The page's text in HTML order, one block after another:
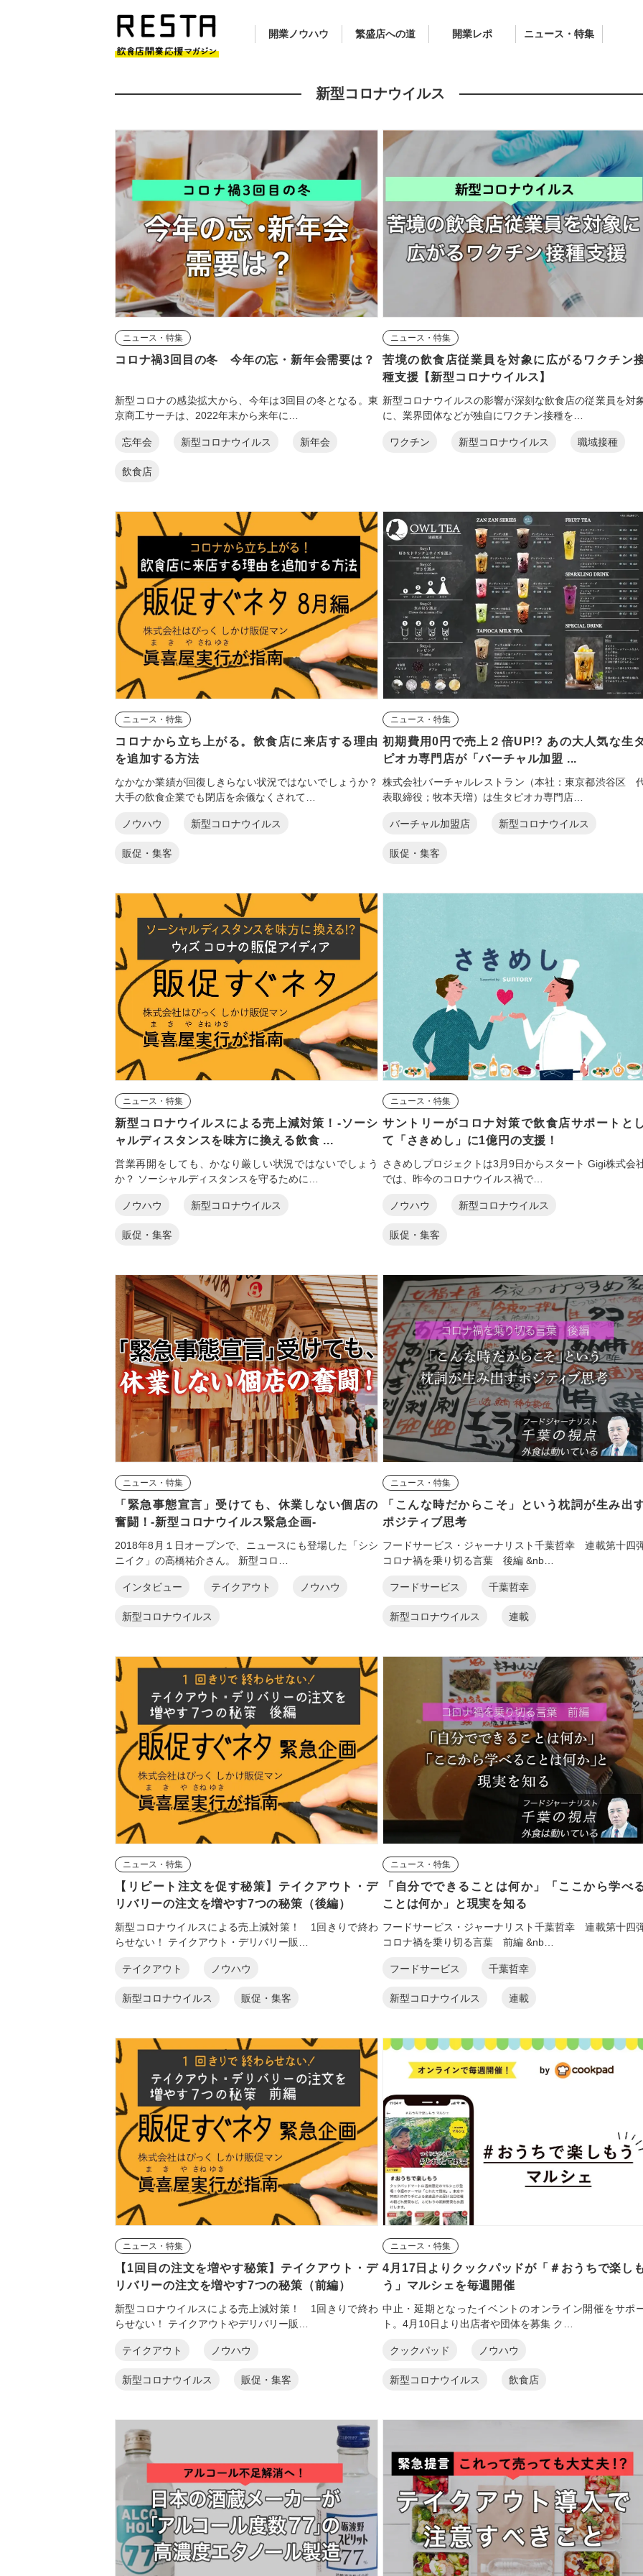
開業ノウハウ 繁盛店への道 開業レポ ニュース・特集
新型コロナウイルス
ニュース・特集
コロナ禍3回目の冬 今年の忘・新年会需要は？
新型コロナの感染拡大から、今年は3回目の冬となる。東
京商工サーチは、2022年末から来年に…
忘年会 新型コロナウイルス 新年会
飲食店
ニュース・特集
苦境の飲食店従業員を対象に広がるワクチン
種支援【新型コロナウイルス】
新型コロナウイルスの影響が深刻な飲食店の従業員を対
に、業界団体などが独自にワクチン接種を…
ワクチン 新型コロナウイルス 職域接種
ニュース・特集
コロナから立ち上がる。飲食店に来店する理由
を追加する方法
なかなか業績が回復しきらない状況ではないでしょうか？
大手の飲食企業でも閉店を余儀なくされて…
ノウハウ 新型コロナウイルス
販促・集客
ニュース・特集
初期費用0円で売上２倍UP!? あの大人気な生
ピオカ専門店が「バーチャル加盟 ...
株式会社バーチャルレストラン（本社：東京都渋谷区
表取締役；牧本天増）は生タピオカ専門店…
バーチャル加盟店 新型コロナウイルス
販促・集客
ニュース・特集
新型コロナウイルスによる売上減対策！-ソーシ
ャルディスタンスを味方に換える飲食 ...
営業再開をしても、かなり厳しい状況ではないでしょう
か？ ソーシャルディスタンスを守るために…
ノウハウ 新型コロナウイルス
販促・集客
ニュース・特集
サントリーがコロナ対策で飲食店サポートと
て「さきめし」に1億円の支援！
さきめしプロジェクトは3月9日からスタート Gigi株式会
では、昨今のコロナウイルス禍で…
ノウハウ 新型コロナウイルス
販促・集客
ニュース・特集
「緊急事態宣言」受けても、休業しない個店の
奮闘！-新型コロナウイルス緊急企画-
2018年8月１日オープンで、ニュースにも登場した「シシ
ニイク」の高橋祐介さん。 新型コロ…
インタビュー テイクアウト ノウハウ
新型コロナウイルス
ニュース・特集
「こんな時だからこそ」という枕詞が生み出
ポジティブ思考
フードサービス・ジャーナリスト千葉哲幸 連載第十四
コロナ禍を乗り切る言葉 後編 &nb…
フードサービス 千葉哲幸
新型コロナウイルス 連載
ニュース・特集
【リピート注文を促す秘策】テイクアウト・デ
リバリーの注文を増やす7つの秘策（後編）
新型コロナウイルスによる売上減対策！ 1回きりで終わ
らせない！ テイクアウト・デリバリー販…
テイクアウト ノウハウ
新型コロナウイルス 販促・集客
ニュース・特集
「自分でできることは何か」「ここから学べ
ことは何か」と現実を知る
フードサービス・ジャーナリスト千葉哲幸 連載第十四
コロナ禍を乗り切る言葉 前編 &nb…
フードサービス 千葉哲幸
新型コロナウイルス 連載
ニュース・特集
【1回目の注文を増やす秘策】テイクアウト・デ
リバリーの注文を増やす7つの秘策（前編）
新型コロナウイルスによる売上減対策！ 1回きりで終わ
らせない！ テイクアウトやデリバリー販…
テイクアウト ノウハウ
新型コロナウイルス 販促・集客
ニュース・特集
4月17日よりクックパッドが「＃おうちで楽し
う」マルシェを毎週開催
中止・延期となったイベントのオンライン開催をサポ
ト。4月10日より出店者や団体を募集 ク…
クックパッド ノウハウ
新型コロナウイルス 飲食店